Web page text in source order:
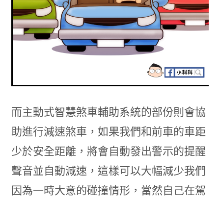
而主動式智慧煞車輔助系統的部份則會協
助進行減速煞車，如果我們和前車的車距
少於安全距離，將會自動發出警示的提醒
聲音並自動減速，這樣可以大幅減少我們
因為一時大意的碰撞情形，當然自己在駕